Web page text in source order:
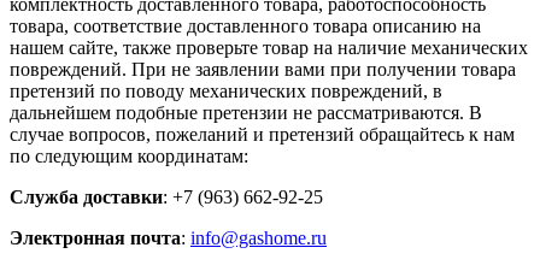
комплектность доставленного товара, работоспособность
товара, соответствие доставленного товара описанию на
нашем сайте, также проверьте товар на наличие механических
повреждений. При не заявлении вами при получении товара
претензий по поводу механических повреждений, в
дальнейшем подобные претензии не рассматриваются. В
случае вопросов, пожеланий и претензий обращайтесь к нам
по следующим координатам:
Служба доставки: +7 (963) 662-92-25
Электронная почта: info@gashome.ru